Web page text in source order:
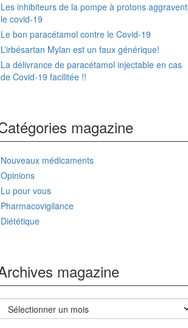
Les inhibiteurs de la pompe à protons aggravent
le covid-19
Le bon paracétamol contre le Covid-19
L’irbésartan Mylan est un faux générique!
La délivrance de paracétamol injectable en cas
de Covid-19 facilitée !!
magazine
Nouveaux médicaments
Opinions
Lu pour vous
Pharmacovigilance
Diététique
magazine